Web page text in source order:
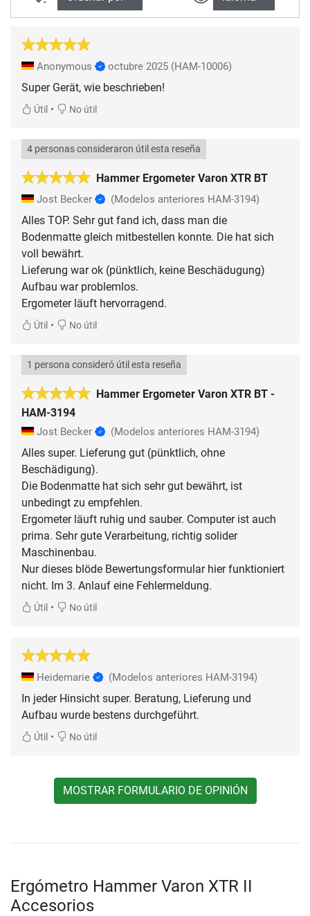
Anonymous octubre 2025 (HAM-10006)
Super Gerät, wie beschrieben!
Útil • No útil
Hammer Ergometer Varon XTR BT
4 personas consideraron útil esta reseña
Jost Becker (Modelos anteriores HAM-3194)
Alles TOP. Sehr gut fand ich, dass man die
Bodenmatte gleich mitbestellen konnte. Die hat sich
voll bewährt.
Lieferung war ok (pünktlich, keine Beschädugung)
Aufbau war problemlos.
Ergometer läuft hervorragend.
Útil • No útil
Hammer Ergometer Varon XTR BT -
HAM-3194
1 persona consideró útil esta reseña
Jost Becker (Modelos anteriores HAM-3194)
Alles super. Lieferung gut (pünktlich, ohne
Beschädigung).
Die Bodenmatte hat sich sehr gut bewährt, ist
unbedingt zu empfehlen.
Ergometer läuft ruhig und sauber. Computer ist auch
prima. Sehr gute Verarbeitung, richtig solider
Maschinenbau.
Nur dieses blöde Bewertungsformular hier funktioniert
nicht. Im 3. Anlauf eine Fehlermeldung.
Útil • No útil
Heidemarie (Modelos anteriores HAM-3194)
In jeder Hinsicht super. Beratung, Lieferung und
Aufbau wurde bestens durchgeführt.
Útil • No útil
MOSTRAR FORMULARIO DE OPINIÓN
Ergómetro Hammer Varon XTR II
Accesorios